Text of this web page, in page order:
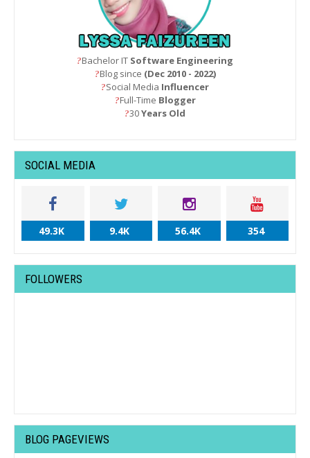
?Bachelor IT Software Engineering
?Blog since (Dec 2010 - 2022)
?Social Media Influencer
?Full-Time Blogger
?30Years Old
SOCIAL MEDIA
49.3K 9.4K 56.4K 354
FOLLOWERS
BLOG PAGEVIEWS